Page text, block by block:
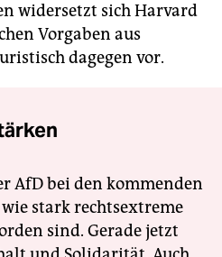
widersetzt sich Harvard
Vorgaben aus
dagegen vor.
AfD bei den kommenden
stark rechtsextreme
sind. Gerade jetzt